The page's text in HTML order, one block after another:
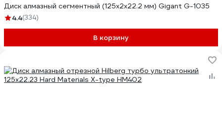
Диск алмазный сегментный (125x2x22.2 мм) Gigant G-1035
4.4(334)
В корзину